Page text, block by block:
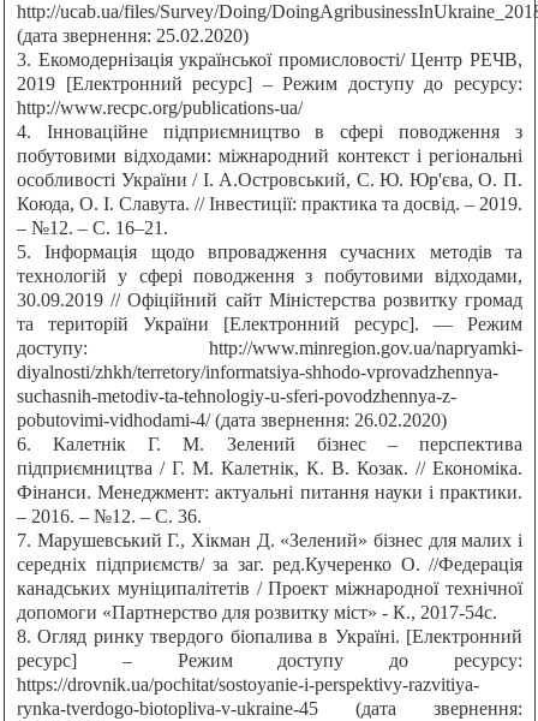
http://ucab.ua/files/Survey/Doing/
(дата звернення: 25.02.2020)
3. Екомодернізація української промисловості/ Центр РЕЧВ,
2019 [Електронний ресурс] – Режим доступу до ресурсу:
http://www.recpc.org/publications-ua/
4. Інноваційне підприємництво в сфері поводження з
побутовими відходами: міжнародний контекст і регіональні
особливості України / І. А.Островський, С. Ю. Юр'єва, О. П.
Коюда, О. І. Славута. // Інвестиції: практика та досвід. – 2019.
– №12. – С. 16–21.
5. Інформація щодо впровадження сучасних методів та
технологій у сфері поводження з побутовими відходами,
30.09.2019 // Офіційний сайт Міністерства розвитку громад
та територій України [Електронний ресурс]. — Режим
доступу: http://www.minregion.gov.ua/napryamki-
diyalnosti/zhkh/terretory/informatsiya-shhodo-vprovadzhennya-
suchasnih-metodiv-ta-tehnologiy-u-sferi-povodzhennya-z-
pobutovimi-vidhodami-4/ (дата звернення: 26.02.2020)
6. Калетнік Г. М. Зелений бізнес – перспектива
підприємництва / Г. М. Калетнік, К. В. Козак. // Економіка.
Фінанси. Менеджмент: актуальні питання науки і практики.
– 2016. – №12. – С. 36.
7. Марушевський Г., Хікман Д. «Зелений» бізнес для малих і
середніх підприємств/ за заг. ред.Кучеренко О. //Федерація
канадських муніципалітетів / Проект міжнародної технічної
допомоги «Партнерство для розвитку міст» - К., 2017-54с.
8. Огляд ринку твердого біопалива в Україні. [Електронний
ресурс] – Режим доступу до ресурсу:
https://drovnik.ua/pochitat/sostoyanie-i-perspektivy-razvitiya-
rynka-tverdogo-biotopliva-v-ukraine-45 (дата звернення: